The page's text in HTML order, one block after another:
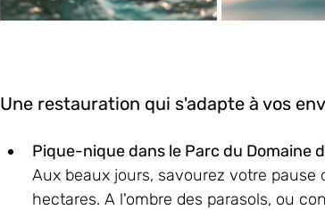
Une restauration qui s'adapte à vos
Pique-nique dans le Parc du Domaine
Aux beaux jours, savourez votre
hectares. A l'ombre des parasols, ou